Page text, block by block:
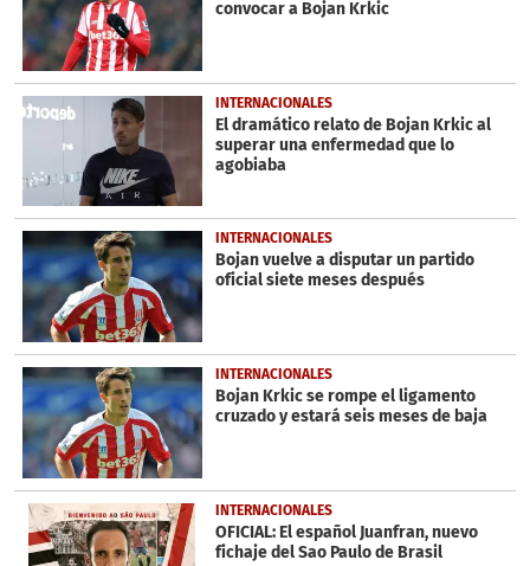
convocar a Bojan Krkic
INTERNACIONALES
El dramático relato de Bojan Krkic al
superar una enfermedad que lo
agobiaba
INTERNACIONALES
Bojan vuelve a disputar un partido
oficial siete meses después
INTERNACIONALES
Bojan Krkic se rompe el ligamento
cruzado y estará seis meses de baja
INTERNACIONALES
OFICIAL: El español Juanfran, nuevo
fichaje del Sao Paulo de Brasil